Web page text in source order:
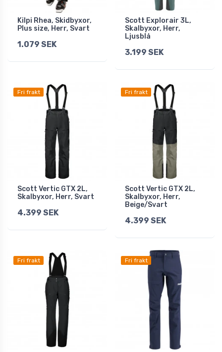
Kilpi Rhea, Skidbyxor,
Plus size, Herr, Svart
1.079 SEK
Scott Explorair 3L,
Skalbyxor, Herr,
Ljusblå
3.199 SEK
Fri frakt
Scott Vertic GTX 2L,
Skalbyxor, Herr, Svart
4.399 SEK
Fri frakt
Scott Vertic GTX 2L,
Skalbyxor, Herr,
Beige/Svart
4.399 SEK
Fri frakt Fri frakt